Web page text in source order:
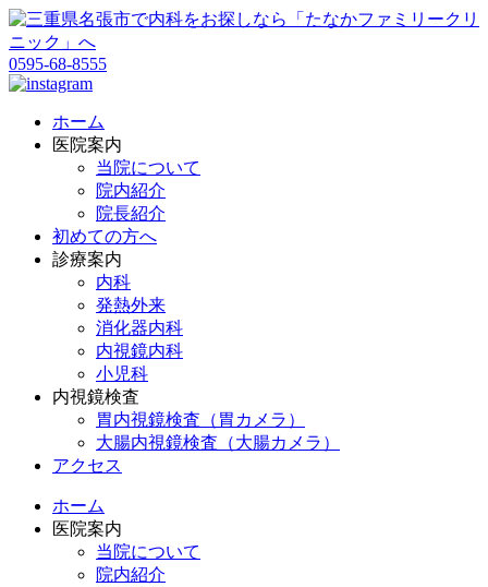
0595-68-8555
ホーム
医院案内
当院について
院内紹介
院長紹介
初めての方へ
診療案内
内科
発熱外来
消化器内科
内視鏡内科
小児科
内視鏡検査
胃内視鏡検査（胃カメラ）
大腸内視鏡検査（大腸カメラ）
アクセス
ホーム
医院案内
当院について
院内紹介